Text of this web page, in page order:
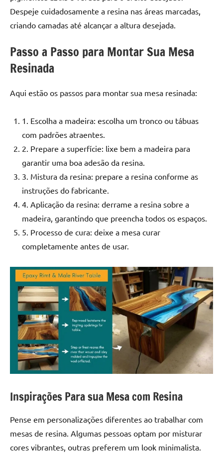
Despeje cuidadosamente a resina nas áreas marcadas,
criando camadas até alcançar a altura desejada.
Passo a Passo para Montar Sua Mesa
Resinada
Aqui estão os passos para montar sua mesa resinada:
1. Escolha a madeira: escolha um tronco ou tábuas
com padrões atraentes.
2. Prepare a superfície: lixe bem a madeira para
garantir uma boa adesão da resina.
3. Mistura da resina: prepare a resina conforme as
instruções do fabricante.
4. Aplicação da resina: derrame a resina sobre a
madeira, garantindo que preencha todos os espaços.
5. Processo de cura: deixe a mesa curar
completamente antes de usar.
Inspirações Para sua Mesa com Resina
Pense em personalizações diferentes ao trabalhar com
mesas de resina. Algumas pessoas optam por misturar
cores vibrantes, outras preferem um look minimalista.